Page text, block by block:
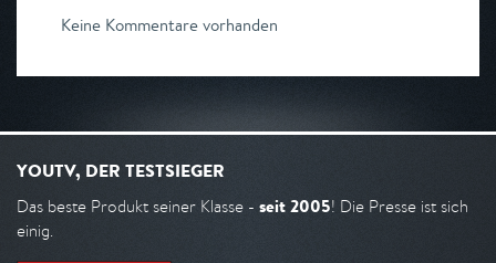
Keine Kommentare vorhanden
YOUTV, DER TESTSIEGER
Das beste Produkt seiner Klasse - seit 2005! Die Presse ist sich
einig.